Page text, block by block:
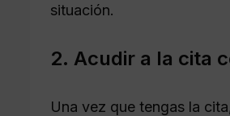
situación.
2. Acudir a la cita
Una vez que tengas la